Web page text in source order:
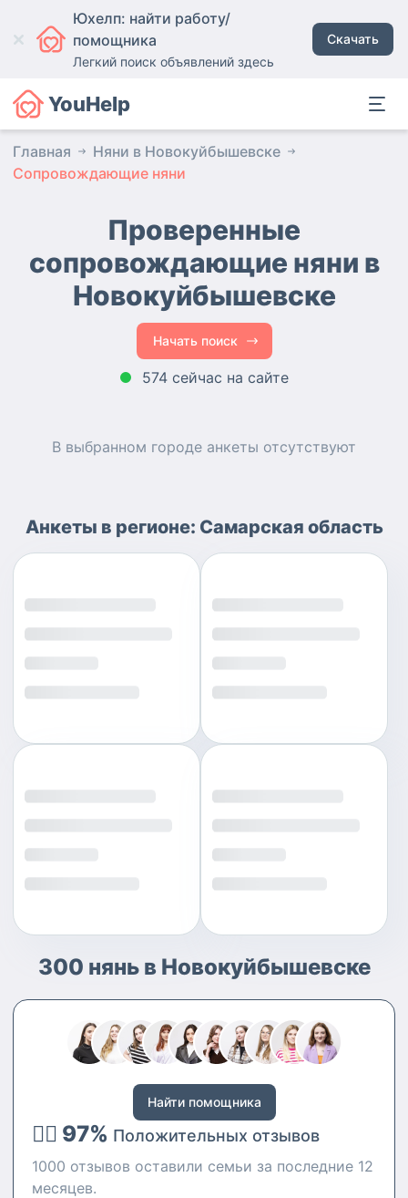
Юхелп: найти работу/
помощника
Легкий поиск объявлений здесь
Скачать
YouHelp
Главная
Няни в Новокуйбышевске
Сопровождающие няни
Проверенные
сопровождающие няни в
Новокуйбышевске
Начать поиск
574 сейчас на сайте
В выбранном городе анкеты отсутствуют
Анкеты в регионе: Самарская область
300 нянь в Новокуйбышевске
Найти помощника
👍🏻 97% Положительных отзывов
1000 отзывов оставили семьи за последние 12
месяцев.